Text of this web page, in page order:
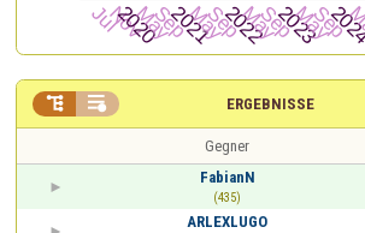
ERGEBNISSE
 
Gegner
FabianN
(435)
ARLEXLUGO